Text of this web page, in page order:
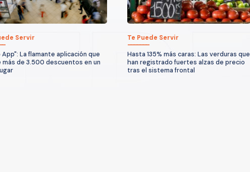
Servir
La flamante aplicación que
más de 3.500 descuentos en un
Te Puede Servir
Hasta 135% más caras: Las verduras que
han registrado fuertes alzas de precio
tras el sistema frontal